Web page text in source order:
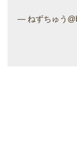
— ねずちゅう